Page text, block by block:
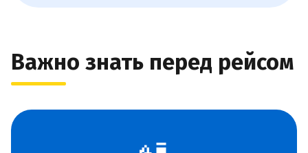
Важно знать перед рейсом